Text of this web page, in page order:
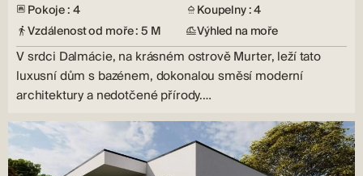
Pokoje : 4
Koupelny : 4
Vzdálenost od moře : 5 M
Výhled na moře
V srdci Dalmácie, na krásném ostrově Murter, leží tato
luxusní dům s bazénem, ​​dokonalou směsí moderní
architektury a nedotčené přírody.…